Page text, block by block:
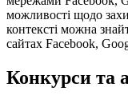
можливості щодо
контексті можна
сайтах Facebook,
Конкурси та